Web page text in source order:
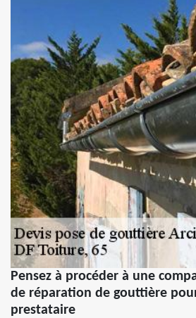
Pensez à procéder à une
de réparation de gouttière
prestataire